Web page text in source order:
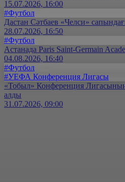
15.07.2026, 16:00
#Футбол
Дастан Сәтбаев «Челси»
28.07.2026, 16:50
#Футбол
Астанада Paris Saint-Germain
04.08.2026, 16:40
#Футбол
#УЕФА Конференция Лигасы
«Тобыл» Конференция
алды
31.07.2026, 09:00